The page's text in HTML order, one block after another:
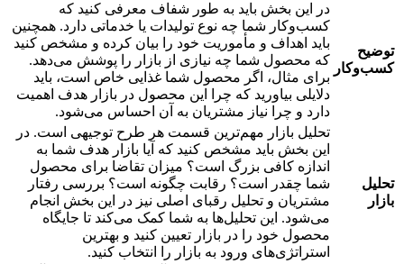
توضیح
کسب‌وکار
در این بخش باید به طور شفاف معرفی کنید که
کسب‌وکار شما چه نوع تولیدات یا خدماتی دارد. همچنین
باید اهداف و مأموریت خود را بیان کرده و مشخص کنید
که محصول شما چه نیازی از بازار را پوشش می‌دهد.
برای مثال، اگر محصول شما غذایی خاص است، باید
دلایلی بیاورید که چرا این محصول در بازار هدف اهمیت
دارد و چرا نیاز مشتریان به آن احساس می‌شود.
تحلیل
بازار
تحلیل بازار مهم‌ترین قسمت هر طرح توجیهی است. در
این بخش باید مشخص کنید که آیا بازار هدف شما به
اندازه کافی بزرگ است؟ میزان تقاضا برای محصول
شما چقدر است؟ رقابت چگونه است؟ بررسی رفتار
مشتریان و تحلیل رقبای اصلی نیز در این بخش انجام
می‌شود. این تحلیل‌ها به شما کمک می‌کند تا جایگاه
محصول خود را در بازار تعیین کنید و بهترین
استراتژی‌های ورود به بازار را انتخاب کنید.